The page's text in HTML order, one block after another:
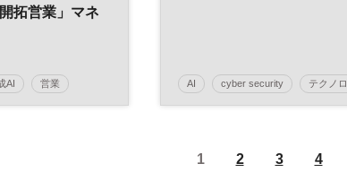
拓営業」マネ
AI 営業 AI cyber security テクノ
1 2 3 4